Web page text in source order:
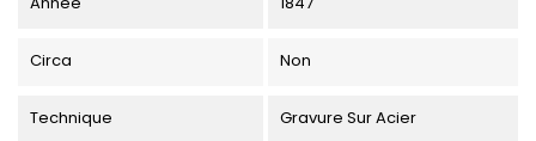
Circa Non
Technique Gravure Sur Acier